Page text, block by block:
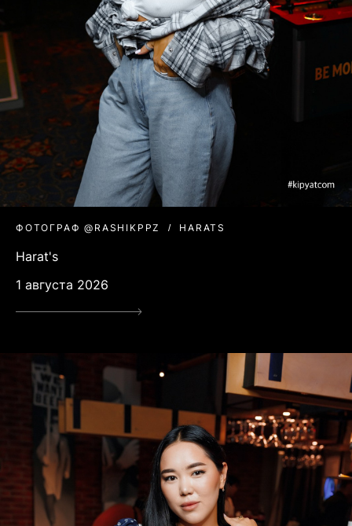
ФОТОГРАФ @RASHIKPPZ HARATS
Harat's
1 августа 2026